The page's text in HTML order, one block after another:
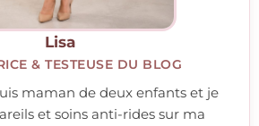
Lisa
& TESTEUSE DU BLOG
maman de deux enfants et je
et soins anti-rides sur ma